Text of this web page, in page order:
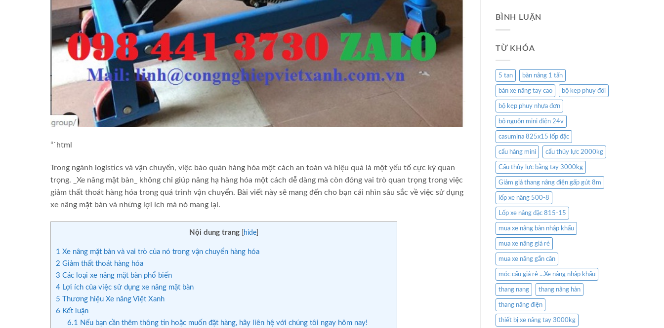
“`html
Trong ngành logistics và vận chuyển, việc bảo quản hàng hóa một cách an toàn và hiệu quả là một yếu tố cực kỳ quan
trọng. _Xe nâng mặt bàn_ không chỉ giúp nâng hạ hàng hóa một cách dễ dàng mà còn đóng vai trò quan trọng trong việc
giảm thất thoát hàng hóa trong quá trình vận chuyển. Bài viết này sẽ mang đến cho bạn cái nhìn sâu sắc về việc sử dụng
xe nâng mặt bàn và những lợi ích mà nó mang lại.
Nội dung trang hide
1 Xe nâng mặt bàn và vai trò của nó trong vận chuyển hàng hóa
2 Giảm thất thoát hàng hóa
3 Các loại xe nâng mặt bàn phổ biến
4 Lợi ích của việc sử dụng xe nâng mặt bàn
5 Thương hiệu Xe nâng Việt Xanh
6 Kết luận
6.1
Nếu bạn cần thêm thông tin hoặc muốn đặt hàng, hãy liên hệ với chúng tôi ngay hôm nay!
BÌNH LUẬN
TỪ KHÓA
5 tan bàn nâng 1 tấn
bán xe nâng tay cao bộ kep phuy đôi
bộ kẹp phuy nhựa đơn
bộ nguộn mini điện 24v
casumina 825x15 lốp đặc
cẩu hàng mini cẩu thủy lực 2000kg
Cẩu thủy lực bằng tay 3000kg
Giảm giá thang nâng điện gấp gút 8m
lốp xe nâng 500-8
Lốp xe nâng đặc 815-15
mua xe nâng bàn nhập khẩu
mua xe nâng giá rẻ
mua xe nâng gắn cân
móc cẩu giá rẻ ...Xe nâng nhập khẩu
thang nang thang nâng hàn
thang nâng điện
thiết bị xe nâng tay 3000kg